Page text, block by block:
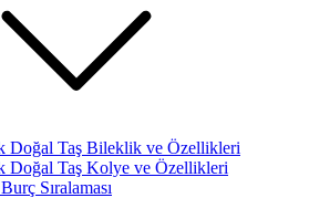
Doğal Taş Bileklik ve Özellikleri
Doğal Taş Kolye ve Özellikleri
Sıralaması